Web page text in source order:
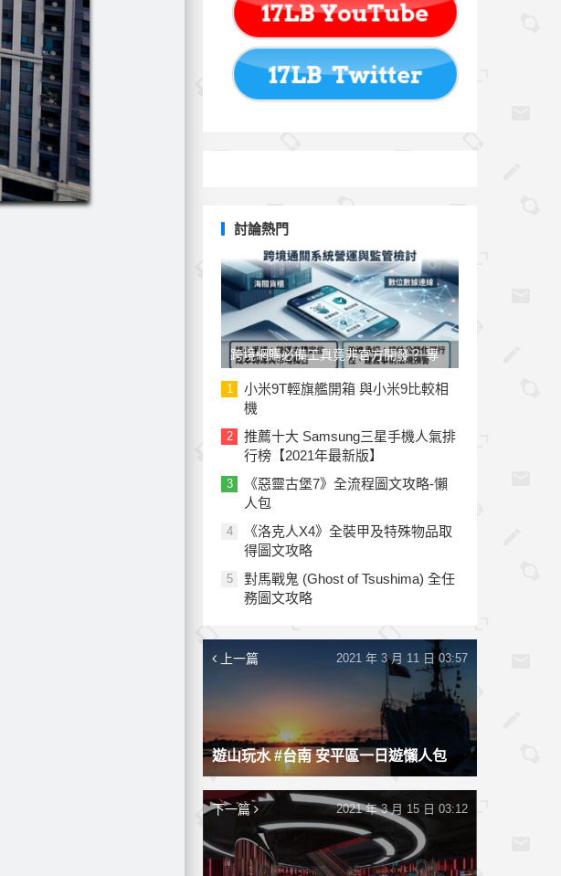
討論熱門
跨境網購必備工具竟非官方開發？ 專
家與民代質疑「EZ WAY 易利委」曝三
大治理漏洞
1
小米9T輕旗艦開箱 與小米9比較相
機
2
推薦十大 Samsung三星手機人氣排
行榜【2021年最新版】
3
《惡靈古堡7》全流程圖文攻略-懶
人包
4
《洛克人X4》全裝甲及特殊物品取
得圖文攻略
5
對馬戰鬼 (Ghost of Tsushima) 全任
務圖文攻略
上一篇
遊山玩水 #台南 安平區一日遊懶人包
2021 年 3 月 11 日 03:57
下一篇 2021 年 3 月 15 日 03:12